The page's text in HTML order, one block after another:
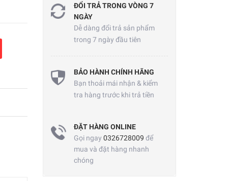
ĐỔI TRẢ TRONG VÒNG 7
NGÀY
Dễ dàng đổi trả sản phẩm
trong 7 ngày đầu tiên
BẢO HÀNH CHÍNH HÃNG
Bạn thoải mái nhận & kiểm
tra hàng trước khi trả tiền
ĐẶT HÀNG ONLINE
Gọi ngay 0326728009 để
mua và đặt hàng nhanh
chóng